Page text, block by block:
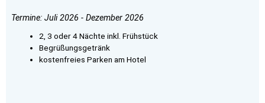
Termine: Juli 2026 - Dezember 2026
2, 3 oder 4 Nächte inkl. Frühstück
Begrüßungsgetränk
kostenfreies Parken am Hotel